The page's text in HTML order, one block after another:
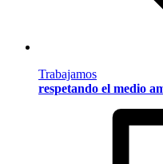
Trabajamos
respetando el medio